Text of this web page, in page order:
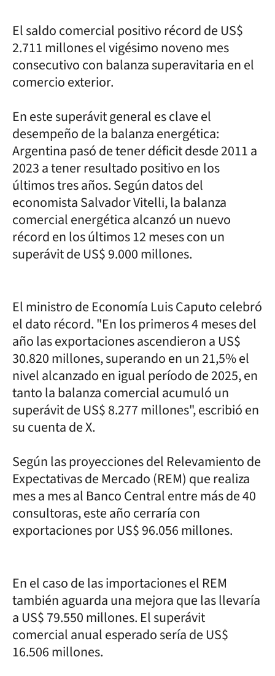
El saldo comercial positivo récord de US$
2.711 millones el vigésimo noveno mes
consecutivo con balanza superavitaria en el
comercio exterior.
En este superávit general es clave el
desempeño de la balanza energética:
Argentina pasó de tener déficit desde 2011 a
2023 a tener resultado positivo en los
últimos tres años. Según datos del
economista Salvador Vitelli, la balanza
comercial energética alcanzó un nuevo
récord en los últimos 12 meses con un
superávit de US$ 9.000 millones.
El ministro de Economía Luis Caputo celebró
el dato récord. "En los primeros 4 meses del
año las exportaciones ascendieron a US$
30.820 millones, superando en un 21,5% el
nivel alcanzado en igual período de 2025, en
tanto la balanza comercial acumuló un
superávit de US$ 8.277 millones", escribió en
su cuenta de X.
Según las proyecciones del Relevamiento de
Expectativas de Mercado (REM) que realiza
mes a mes al Banco Central entre más de 40
consultoras, este año cerraría con
exportaciones por US$ 96.056 millones.
En el caso de las importaciones el REM
también aguarda una mejora que las llevaría
a US$ 79.550 millones. El superávit
comercial anual esperado sería de US$
16.506 millones.